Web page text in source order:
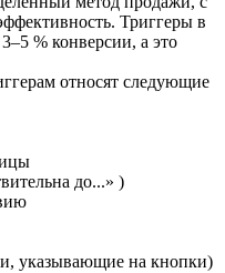
Триггеры в
% конверсии, а это
относят следующие
до...» )
указывающие на кнопки)